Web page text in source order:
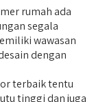
rumah ada
segala
wawasan
dengan
terbaik tentu
tinggi dan juga